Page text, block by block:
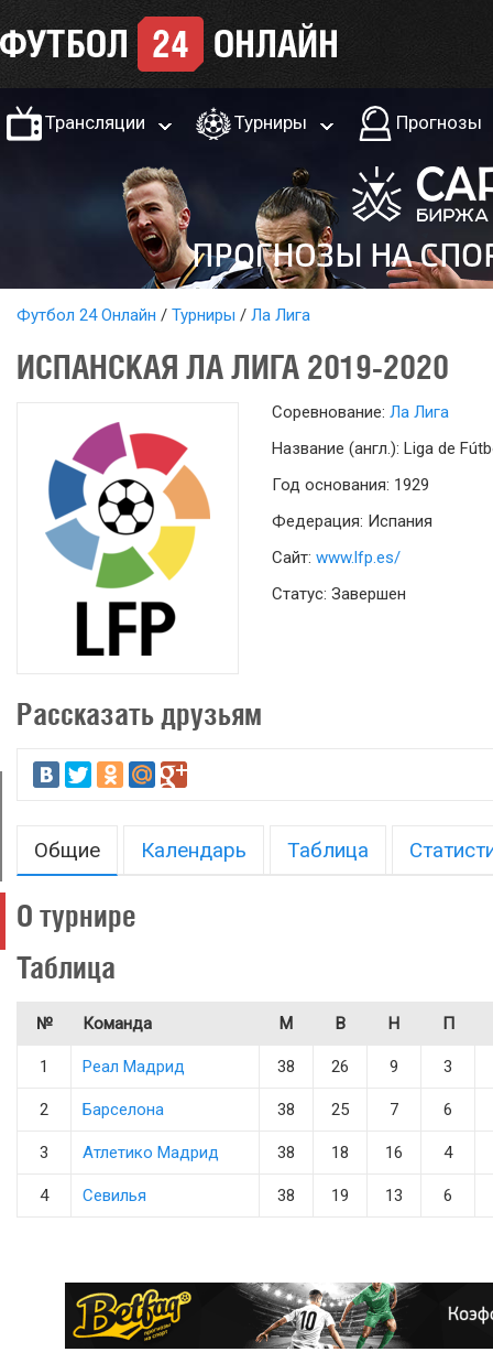
Трансляции Турниры Прогнозы
Футбол 24 Онлайн Турниры Ла Лига
ИСПАНСКАЯ ЛА ЛИГА 2019-2020
Соревнование: Ла Лига
Название (англ.): Liga de
Год основания: 1929
Федерация: Испания
Сайт: www.lfp.es/
Статус: Завершен
Рассказать друзьям
Общие Календарь Таблица
О турнире
Таблица
№ Команда М В Н П
1 Реал Мадрид 38 26 9 3
2 Барселона 38 25 7 6
3 Атлетико Мадрид 38 18 16 4
4 Севилья 38 19 13 6